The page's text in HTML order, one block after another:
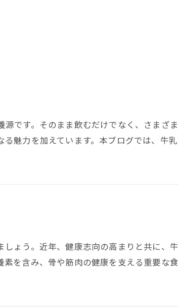
です。そのまま飲むだけでなく、さまざ
魅力を加えています。本ブログでは、牛
ょう。近年、健康志向の高まりと共に、
を含み、骨や筋肉の健康を支える重要な食